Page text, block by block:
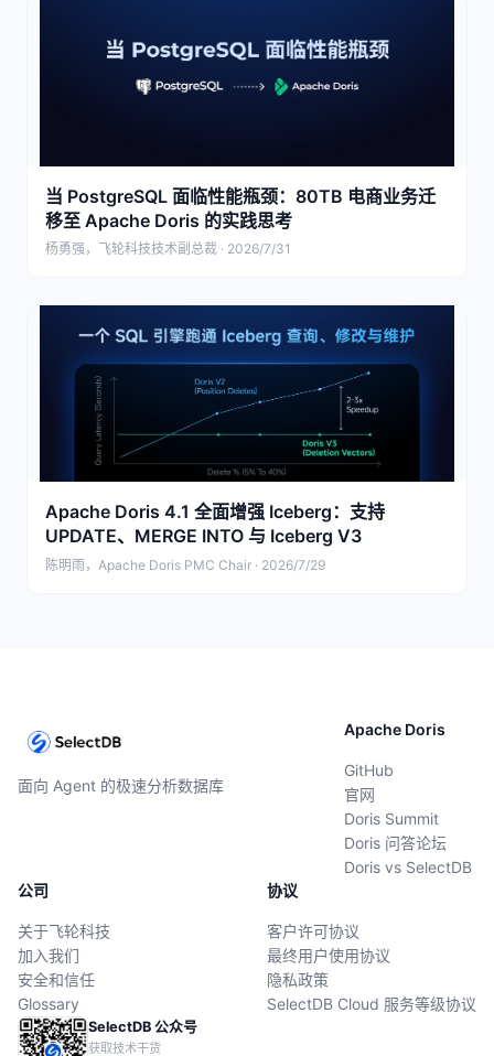
当 PostgreSQL 面临性能瓶颈：80TB 电商业务迁
移至 Apache Doris 的实践思考
杨勇强，飞轮科技技术副总裁 · 2026/7/31
Apache Doris 4.1 全面增强 Iceberg：支持
UPDATE、MERGE INTO 与 Iceberg V3
陈明雨，Apache Doris PMC Chair · 2026/7/29
面向 Agent 的极速分析数据库
Apache Doris
GitHub
官网
Doris Summit
Doris 问答论坛
Doris vs SelectDB
公司
关于飞轮科技
加入我们
安全和信任
Glossary
协议
客户许可协议
最终用户使用协议
隐私政策
SelectDB Cloud 服务等级协议
SelectDB 公众号
获取技术干货